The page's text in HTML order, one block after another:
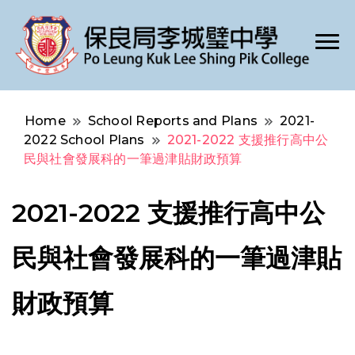
Po Leung Kuk Lee Shing Pik College
Home School Reports and Plans
2021-
2022 School Plans
2021-2022 支援推行高中公
民與社會發展科的一筆過津貼財政預算
2021-2022 支援推行高中公
民與社會發展科的一筆過津貼
財政預算